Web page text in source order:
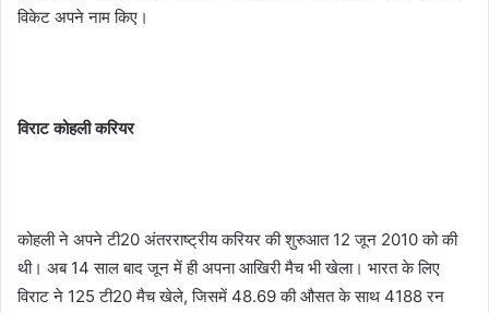
विकेट अपने नाम किए।
विराट कोहली करियर
कोहली ने अपने टी20 अंतरराष्ट्रीय करियर की शुरुआत 12 जून 2010 को की
थी। अब 14 साल बाद जून में ही अपना आखिरी मैच भी खेला। भारत के लिए
विराट ने 125 टी20 मैच खेले, जिसमें 48.69 की औसत के साथ 4188 रन